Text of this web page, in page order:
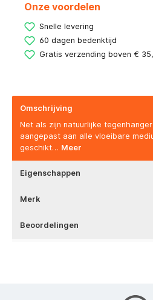
Onze voordelen
Snelle levering
60 dagen bedenktijd
Gratis verzending boven €
Omschrijving
Net als zijn natuurlijke
aangepast aan alle vloeibare
geschikt… Meer
Eigenschappen
Merk
Beoordelingen